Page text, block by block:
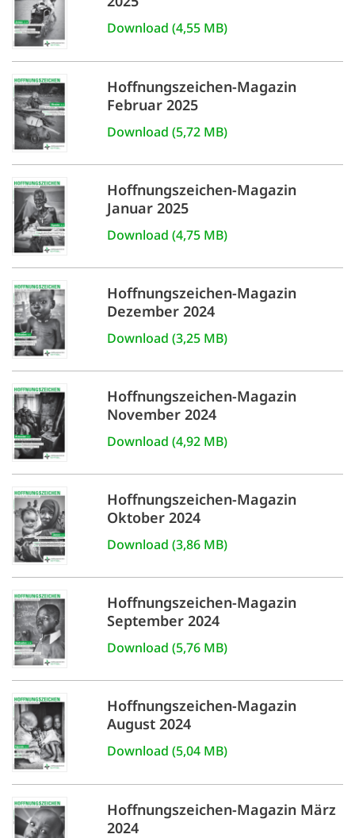
Download (4,55 MB)
Hoffnungszeichen-Magazin
Februar 2025
Download (5,72 MB)
Hoffnungszeichen-Magazin
Januar 2025
Download (4,75 MB)
Hoffnungszeichen-Magazin
Dezember 2024
Download (3,25 MB)
Hoffnungszeichen-Magazin
November 2024
Download (4,92 MB)
Hoffnungszeichen-Magazin
Oktober 2024
Download (3,86 MB)
Hoffnungszeichen-Magazin
September 2024
Download (5,76 MB)
Hoffnungszeichen-Magazin
August 2024
Download (5,04 MB)
Hoffnungszeichen-Magazin März
2024